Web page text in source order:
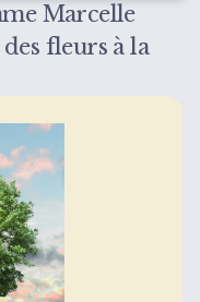
Marcelle
fleurs à la